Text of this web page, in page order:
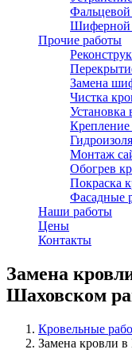
Шиферной
Прочие работы
Замена
Чистка
Установка
Крепление
Монтаж
Обогрев
Покраска
Фасадные
Наши работы
Цены
Контакты
Замена
Шаховском
Кровельные
Замена кровли